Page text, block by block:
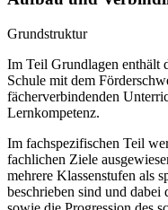
Grundstruktur
Im Teil Grundlagen enthält
Schule mit dem
fächerverbindenden
Lernkompetenz.
Im fachspezifischen Teil
fachlichen Ziele
mehrere Klassenstufen als
beschrieben sind und dabei